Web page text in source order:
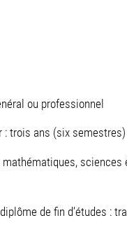
ou professionnel
: trois ans (six semestres)
de fin d’études :